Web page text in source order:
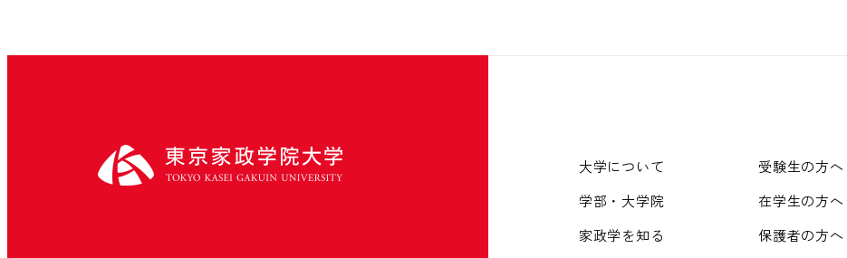
大学について
学部・大学院
家政学を知る
受験生の方へ
在学生の方へ
保護者の方へ